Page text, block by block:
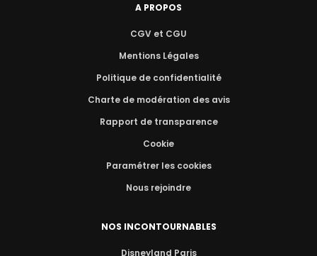
A PROPOS
CGV et CGU
Mentions Légales
Politique de confidentialité
Charte de modération des avis
Rapport de transparence
Cookie
Paramétrer les cookies
Nous rejoindre
NOS INCONTOURNABLES
Disneyland Paris